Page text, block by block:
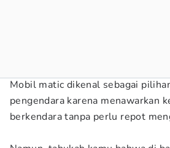
Mobil matic dikenal sebagai
pengendara karena menawarkan
berkendara tanpa perlu repot